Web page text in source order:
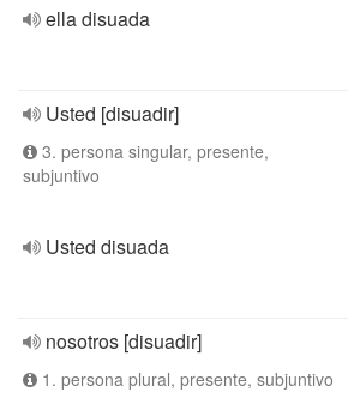
ella disuada
Usted [disuadir]
3. persona singular, presente,
subjuntivo
Usted disuada
nosotros [disuadir]
1. persona plural, presente, subjuntivo